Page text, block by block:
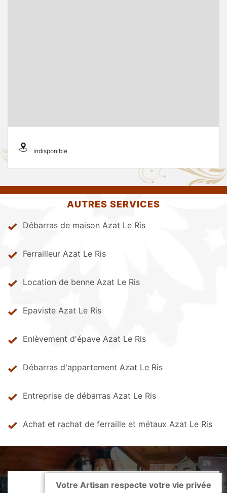
indisponible
AUTRES SERVICES
Débarras de maison Azat Le Ris
Ferrailleur Azat Le Ris
Location de benne Azat Le Ris
Epaviste Azat Le Ris
Enlèvement d'épave Azat Le Ris
Débarras d'appartement Azat Le Ris
Entreprise de débarras Azat Le Ris
Achat et rachat de ferraille et métaux Azat Le Ris
Votre Artisan respecte votre vie privée